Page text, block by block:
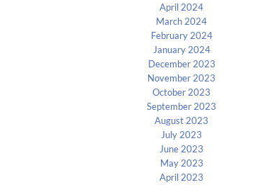
April 2024
March 2024
February 2024
January 2024
December 2023
November 2023
October 2023
September 2023
August 2023
July 2023
June 2023
May 2023
April 2023